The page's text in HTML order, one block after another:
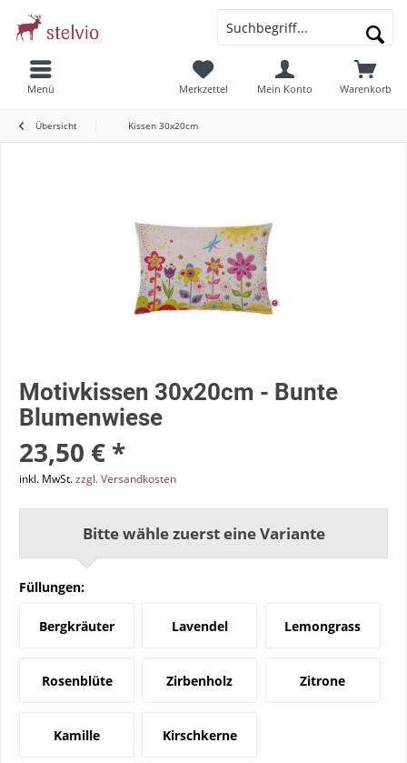
Menü Warenkorb
Merkzettel Mein Konto
Übersicht Kissen 30x20cm
Motivkissen 30x20cm - Bunte
Blumenwiese
23,50 € *
inkl. MwSt.zzgl. Versandkosten
Bitte wähle zuerst eine Variante
Füllungen:
Bergkräuter Lavendel Lemongrass
Rosenblüte Zirbenholz Zitrone
Kamille Kirschkerne